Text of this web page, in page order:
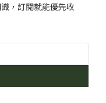
，訂閱就能優先收